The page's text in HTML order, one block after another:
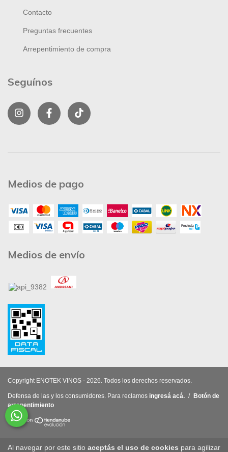
Al navegar por este sitio aceptás el uso de cookies para agilizar
Contacto
Preguntas frecuentes
Arrepentimiento de compra
Seguínos
Medios de pago
Medios de envío
Copyright ENOTEK VINOS - 2026. Todos los derechos reservados.
Defensa de las y los consumidores. Para reclamos ingresá acá. /
Botón de
arrepentimiento